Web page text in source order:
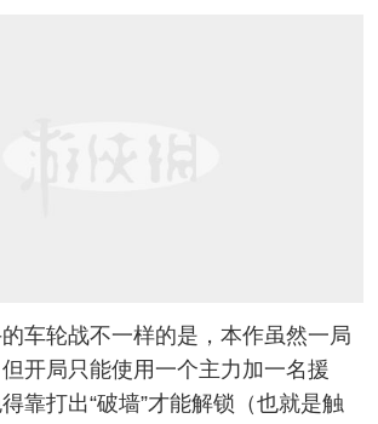
轮战不一样的是，本作虽然一局
开局只能使用一个主力加一名援
靠打出“破墙”才能解锁（也就是触